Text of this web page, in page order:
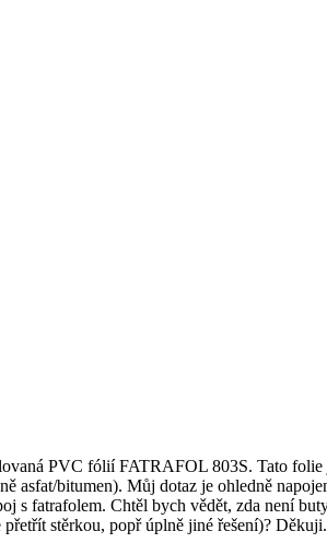
PVC fólií FATRAFOL 803S. Tato folie
asfat/bitumen). Můj dotaz je ohledně
s fatrafolem. Chtěl bych vědět, zda není
stěrkou, popř úplně jiné řešení)?